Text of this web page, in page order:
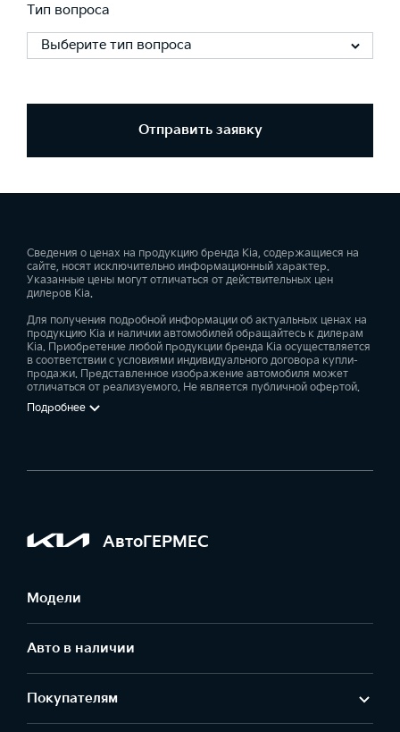
Тип вопроса
Выберите тип вопроса
Отправить заявку
Сведения о ценах на продукцию бренда Kia, содержащиеся на
сайте, носят исключительно информационный характер.
Указанные цены могут отличаться от действительных цен
дилеров Kia.
Для получения подробной информации об актуальных ценах на
продукцию Kia и наличии автомобилей обращайтесь к дилерам
Kia. Приобретение любой продукции бренда Kia осуществляется
в соответствии с условиями индивидуального договора купли-
продажи. Представленное изображение автомобиля может
отличаться от реализуемого. Не является публичной офертой.
Подробнее
АвтоГЕРМЕС
Модели
Авто в наличии
Покупателям